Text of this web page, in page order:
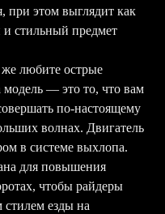
при этом выглядит как
стильный предмет
любите острые
модель — это то, что вам
по-настоящему
волнах. Двигатель
в системе выхлопа.
для повышения
чтобы райдеры
стилем езды на